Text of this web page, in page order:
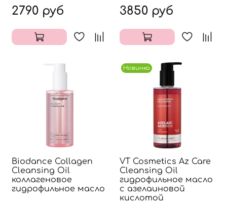
2790 руб 3850 руб
Biodance Collagen
Cleansing Oil
коллагеновое
гидрофильное масло
Новинка
VT Cosmetics Az Care
Cleansing Oil
гидрофильное масло
с азелаиновой
кислотой